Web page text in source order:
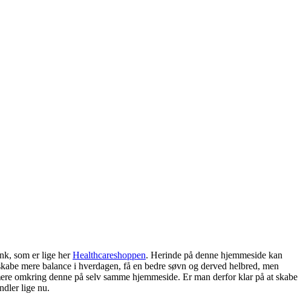
som er lige herHealthcareshoppen. Herinde på denne hjemmeside kan
mere balance i hverdagen, få en bedre søvn og derved helbred, men
omkring denne på selv samme hjemmeside. Er man derfor klar på at skabe
lige nu.